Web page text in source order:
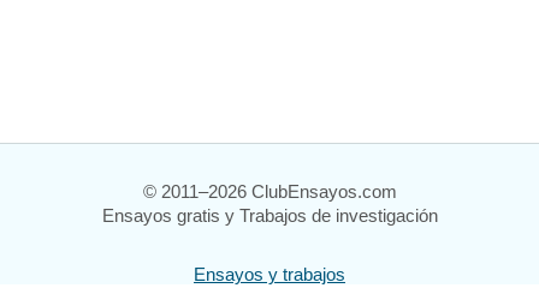
© 2011–2026 ClubEnsayos.com
Ensayos gratis y Trabajos de investigación
Ensayos y trabajos